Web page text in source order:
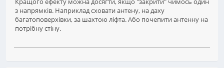
з напрямків. Наприклад сховати антену, на даху
багатоповерхівки, за шахтою ліфта. Або почепити антенну на
потрібну стіну.